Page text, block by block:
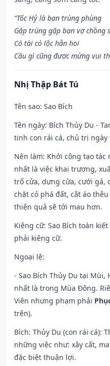
“Tốc Hỷ là bạn trùng phùng
Gặp trùng gặp bạn vợ chồng
Có tài có lộc hẳn hoi
Cầu gì cũng được mừng vui
Nhị Thập Bát Tú
Tên sao: Sao Bích
Tên ngày: Bích Thủy Du -
tinh con rái cá, chủ trị ngày
Nên làm: Khởi công tạo tác
nhất là việc khai trương,
trổ cửa, dựng cửa, cưới gả,
chặt cỏ phá đất, cắt áo
thiện quả sẽ tới mau hơn.
Kiêng cữ: Sao Bích toàn
phải kiêng cữ.
Ngoại lệ:
- Sao Bích Thủy Du tại Mùi,
nhất là trong Mùa Đông.
Viên nhưng phạm phải
trên).
Bích: Thủy Du (con rái cá):
những việc như: xây cất,
đặc biệt thuận lợi.